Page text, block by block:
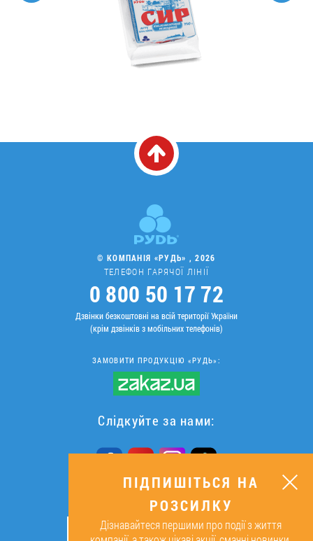
© КОМПАНІЯ «РУДЬ» , 2026
ТЕЛЕФОН ГАРЯЧОЇ ЛІНІЇ
0 800 50 17 72
Дзвінки безкоштовні на всій території України
(крім дзвінків з мобільних телефонів)
ЗАМОВИТИ ПРОДУКЦІЮ «РУДЬ»:
Слідкуйте за нами:
ПІДПИШІТЬСЯ НА РОЗСИЛКУ
ОК
ПІДПИШІТЬСЯ НА
РОЗСИЛКУ
Дізнавайтеся першими про події з життя